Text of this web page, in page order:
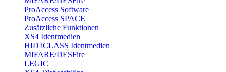
ProAccess Software
ProAccess SPACE
Zusätzliche Funktionen
XS4 Identmedien
HID iCLASS Identmedien
MIFARE/DESFire
LEGIC